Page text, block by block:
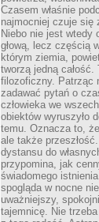
Czasem właśnie
najmocniej czuje się
Niebo nie jest wtedy
głową, lecz częścią
którym ziemia,
tworzą jedną
filozoficzny. Patrząc
zadawać pytań o
człowieka we
obiektów wyruszyło
temu. Oznacza to,
ale także
dystansu do
przypomina, jak
świadomego
spogląda w nocne
uważniejszy,
tajemnicę. Nie